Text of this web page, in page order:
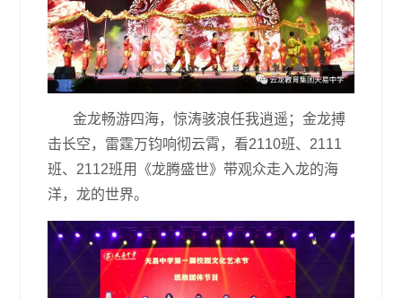
金龙畅游四海，惊涛骇浪任我逍遥；金龙搏
击长空，雷霆万钧响彻云霄，看2110班、2111
班、2112班用《龙腾盛世》带观众走入龙的海
洋，龙的世界。